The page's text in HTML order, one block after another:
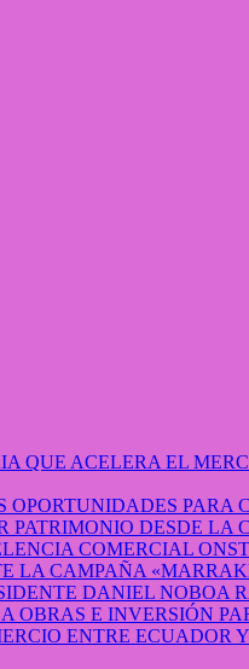
PATRIMONIO DESDE LA
LA CAMPAÑA
OBRAS E INVERSIÓN